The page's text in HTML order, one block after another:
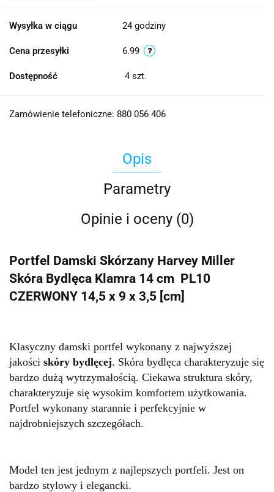
Wysyłka w ciągu 24 godziny
Cena przesyłki 6.99
Dostępność 4 szt.
Zamówienie telefoniczne: 880 056 406
Opis
Parametry
Opinie i oceny (0)
Portfel Damski Skórzany Harvey Miller
Skóra Bydlęca Klamra 14 cm PL10
CZERWONY 14,5 x 9 x 3,5 [cm]
Klasyczny damski portfel wykonany z najwyższej
jakości skóry bydlęcej. Skóra bydlęca charakteryzuje się
bardzo dużą wytrzymałością. Ciekawa struktura skóry,
charakteryzuje się wysokim komfortem użytkowania.
Portfel wykonany starannie i perfekcyjnie w
najdrobniejszych szczegółach.
Model ten jest jednym z najlepszych portfeli. Jest on
bardzo stylowy i elegancki.